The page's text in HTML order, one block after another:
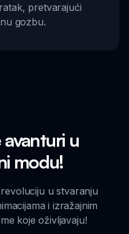
pretvarajući
gozbu.
avanturi u
modu!
u stvaranju
i izražajnim
koje oživljavaju!